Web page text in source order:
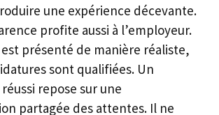
une expérience décevante.
profite aussi à l’employeur.
présenté de manière réaliste,
sont qualifiées. Un
repose sur une
partagée des attentes. Il ne